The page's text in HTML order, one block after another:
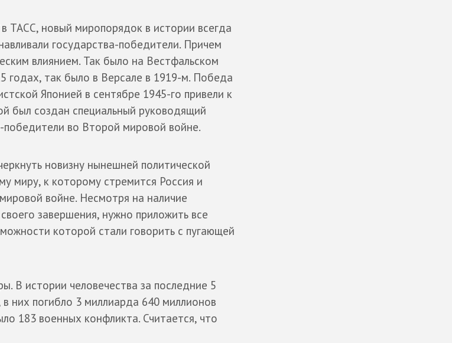
ТАСС, новый миропорядок в истории всегда
государства-победители. Причем
влиянием. Так было на Вестфальском
годах, так было в Версале в 1919-м. Победа
Японией в сентябре 1945-го привели к
был создан специальный руководящий
победители во Второй мировой войне.
новизну нынешней политической
миру, к которому стремится Россия и
войне. Несмотря на наличие
завершения, нужно приложить все
которой стали говорить с пугающей
В истории человечества за последние 5
них погибло 3 миллиарда 640 миллионов
183 военных конфликта. Считается, что